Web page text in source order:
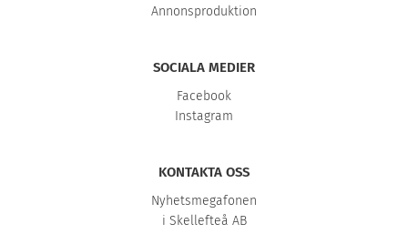
Annonsproduktion
SOCIALA MEDIER
Facebook
Instagram
KONTAKTA OSS
Nyhetsmegafonen
i Skellefteå AB